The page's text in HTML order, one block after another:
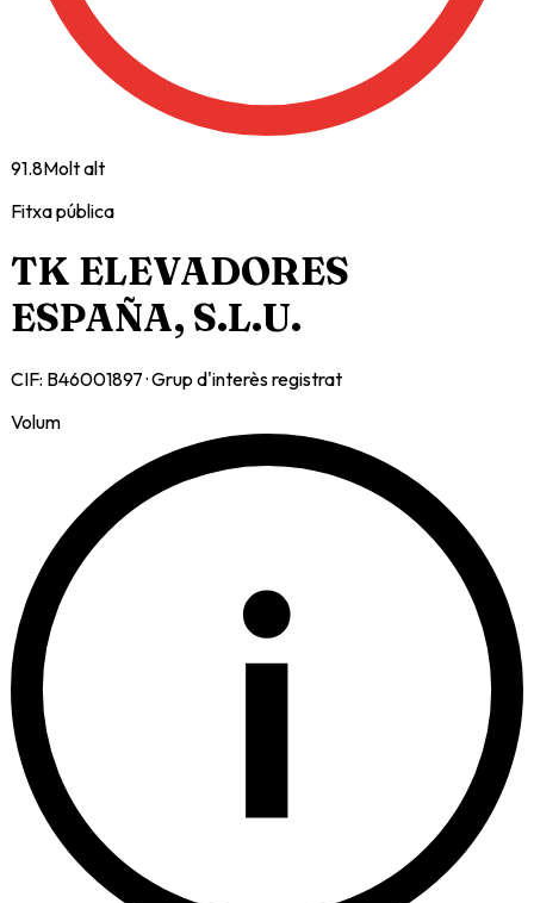
91.8Molt alt
Fitxa pública
TK ELEVADORES
ESPAÑA, S.L.U.
CIF: B46001897· Grup d'interès registrat
Volum
i